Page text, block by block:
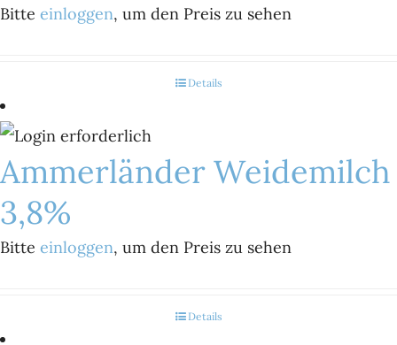
Bitte einloggen, um den Preis zu sehen
Details
Ammerländer Weidemilch
3,8%
Bitte einloggen, um den Preis zu sehen
Details